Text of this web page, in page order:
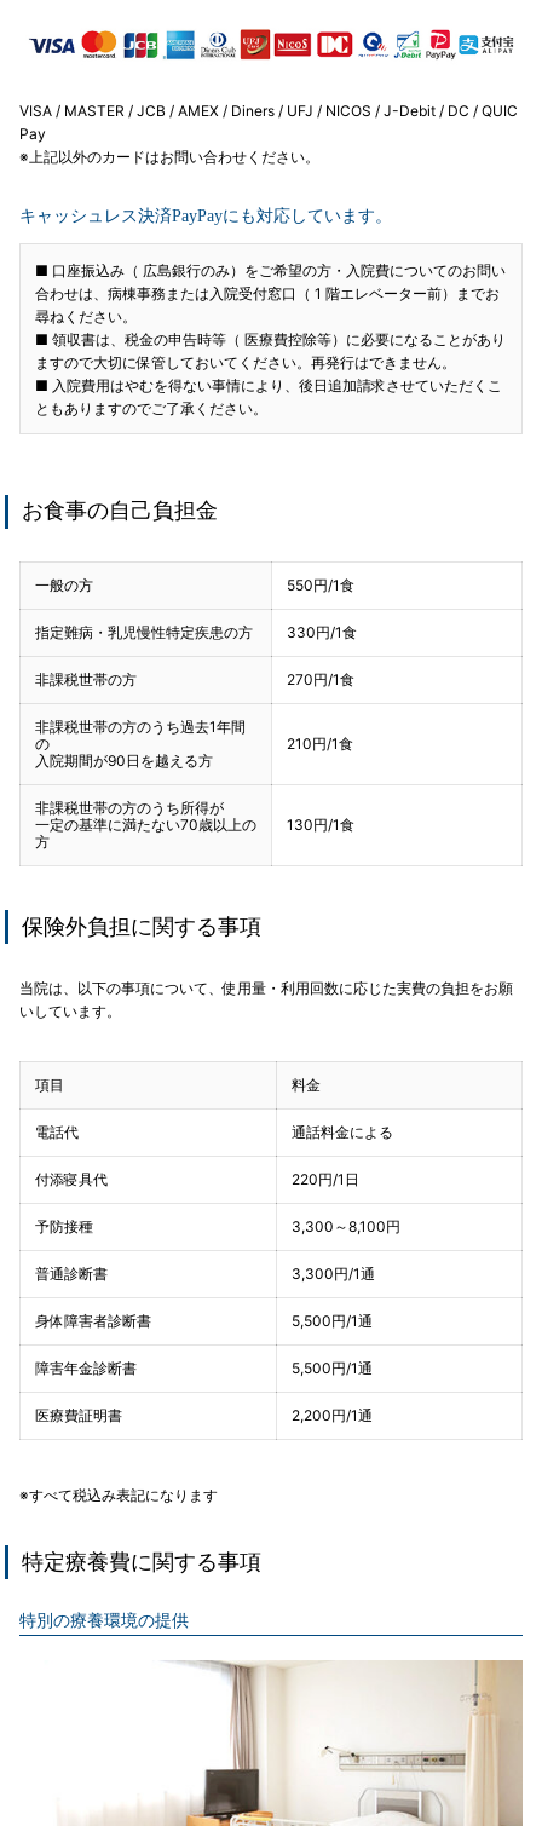
VISA / MASTER / JCB / AMEX / Diners / UFJ / NICOS / J-Debit / DC / QUIC
Pay
※上記以外のカードはお問い合わせください。
キャッシュレス決済PayPayにも対応しています。
■ 口座振込み（ 広島銀行のみ）をご希望の方・入院費についてのお問い
合わせは、病棟事務または入院受付窓口（ 1 階エレベーター前）までお
尋ねください。
■ 領収書は、税金の申告時等（ 医療費控除等）に必要になることがあり
ますので大切に保管しておいてください。再発行はできません。
■ 入院費用はやむを得ない事情により、後日追加請求させていただくこ
ともありますのでご了承ください。
お食事の自己負担金
一般の方 550円/1食
指定難病・乳児慢性特定疾患の方 330円/1食
非課税世帯の方 270円/1食
非課税世帯の方のうち過去1年間
の
入院期間が90日を越える方
210円/1食
非課税世帯の方のうち所得が
一定の基準に満たない70歳以上の
方
130円/1食
保険外負担に関する事項
当院は、以下の事項について、使用量・利用回数に応じた実費の負担をお願
いしています。
項目 料金
電話代 通話料金による
付添寝具代 220円/1日
予防接種 3,300～8,100円
普通診断書 3,300円/1通
身体障害者診断書 5,500円/1通
障害年金診断書 5,500円/1通
医療費証明書 2,200円/1通
※すべて税込み表記になります
特定療養費に関する事項
特別の療養環境の提供